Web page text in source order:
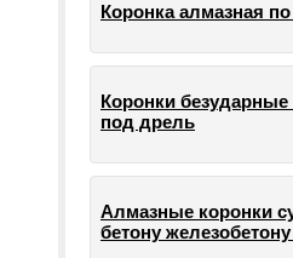
Коронка алмазная
Коронки
под дрель
Алмазные коронки
бетону